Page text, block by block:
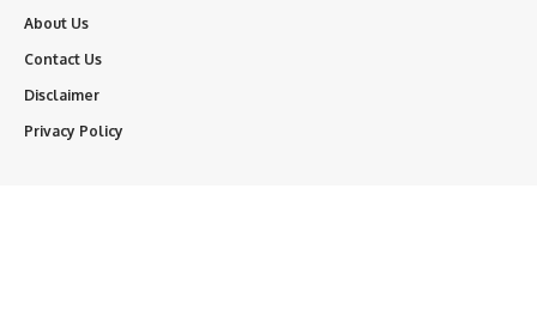
About Us
Contact Us
Disclaimer
Privacy Policy